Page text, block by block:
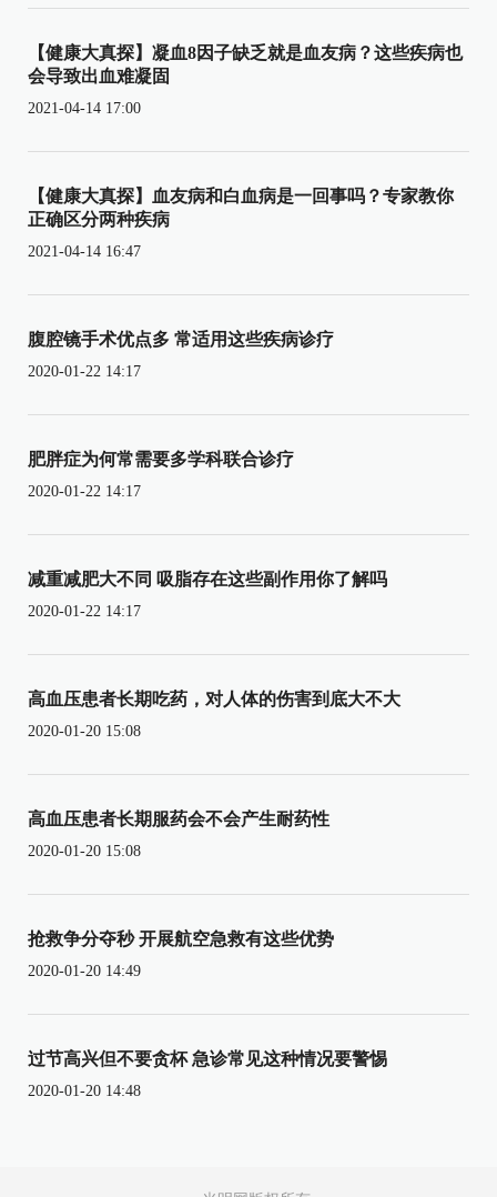
【健康大真探】凝血8因子缺乏就是血友病？这些疾病也
会导致出血难凝固
2021-04-14 17:00
【健康大真探】血友病和白血病是一回事吗？专家教你
正确区分两种疾病
2021-04-14 16:47
腹腔镜手术优点多 常适用这些疾病诊疗
2020-01-22 14:17
肥胖症为何常需要多学科联合诊疗
2020-01-22 14:17
减重减肥大不同 吸脂存在这些副作用你了解吗
2020-01-22 14:17
高血压患者长期吃药，对人体的伤害到底大不大
2020-01-20 15:08
高血压患者长期服药会不会产生耐药性
2020-01-20 15:08
抢救争分夺秒 开展航空急救有这些优势
2020-01-20 14:49
过节高兴但不要贪杯 急诊常见这种情况要警惕
2020-01-20 14:48